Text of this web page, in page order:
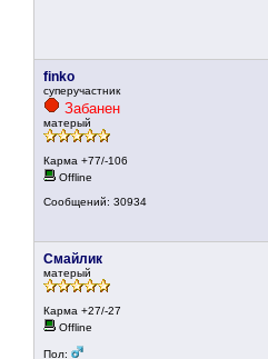
finko
суперучастник
Забанен
матерый
Карма +77/-106
Offline
Сообщений: 30934
Смайлик
матерый
Карма +27/-27
Offline
Пол: